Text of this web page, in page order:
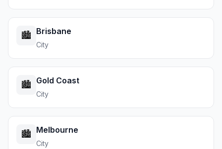
🏙️ Brisbane
City
🏙️ Gold Coast
City
🏙️ Melbourne
City